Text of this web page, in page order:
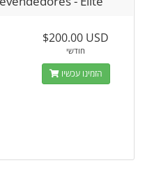
$200.00 USD
חודשי
הזמינו עכשיו